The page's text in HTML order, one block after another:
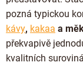
Hořká
Bílá čokoláda
Bean to bar
Nugát
Kusové
Letní dárky ☀️
Svatební
ZAKÁZKOVÁ
ČOKOLÁDOVÉ
pozná typickou
kávy, kakaa a
překvapivě
kvalitních